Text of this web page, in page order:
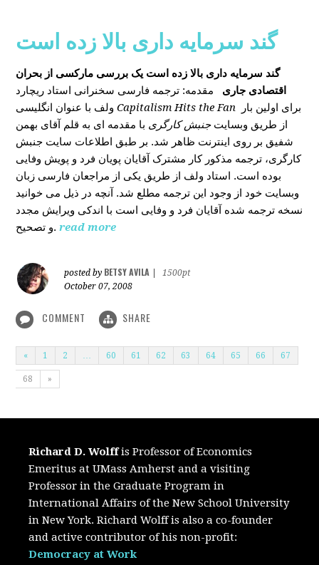
گند سرمایه داری بالا زده است
گند سرمایه داری بالا زده است یک بررسی مارکسی از بحران
اقتصادی جاری
مقدمه: ترجمه فارسی سخنرانی استاد ریچارد
ولف با عنوان انگلیسیCapitalism Hits the Fan
از طریق وبسایتجنبش کارگری با مقدمه ای به قلم آقای بهمن
شفیق بر روی اینترنت ظاهر شد. بر طبق اطلاعات سایت جنبش
کارگری، ترجمه مذکور کار مشترک آقایان پویان فرد و پویش وفایی
بوده است. استاد ولف از طریق یکی از مراجعان فارسی زبان
وبسایت خود از وجود این ترجمه مطلع شد. آنچه در ذیل می خوانید
نسخه ترجمه شده آقایان فرد و وفایی است با اندکی ویرایش مجدد
و تصحیح. read more
posted by BETSY AVILA
1500pt
October 07, 2008
COMMENT SHARE
« 1 2 60 61 62 63 64 65 66 67
68 »
Richard D. Wolffis Professor of Economics
Emeritus at UMass Amherst and a visiting
Professor in the Graduate Program in
International Affairs of the New School University
in New York. Richard Wolff is also a co-founder
and active contributor of his non-profit:
Democracy at Work